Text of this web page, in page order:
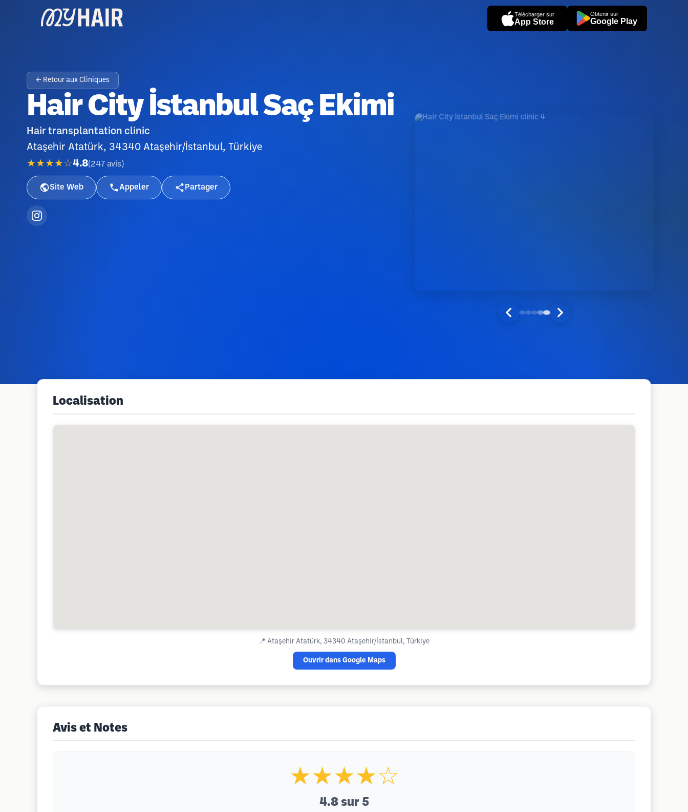
Télécharger sur
App Store
Obtenir sur
Google Play
← Retour aux Cliniques
Hair City İstanbul Saç Ekimi
Hair transplantation clinic
Ataşehir Atatürk, 34340 Ataşehir/İstanbul, Türkiye
★★★★☆4.8(247 avis )
Site Web Appeler Partager
Localisation
📍 Ataşehir Atatürk, 34340 Ataşehir/İstanbul, Türkiye
Ouvrir dans Google Maps
Avis et Notes
★★★★☆
4.8 sur 5